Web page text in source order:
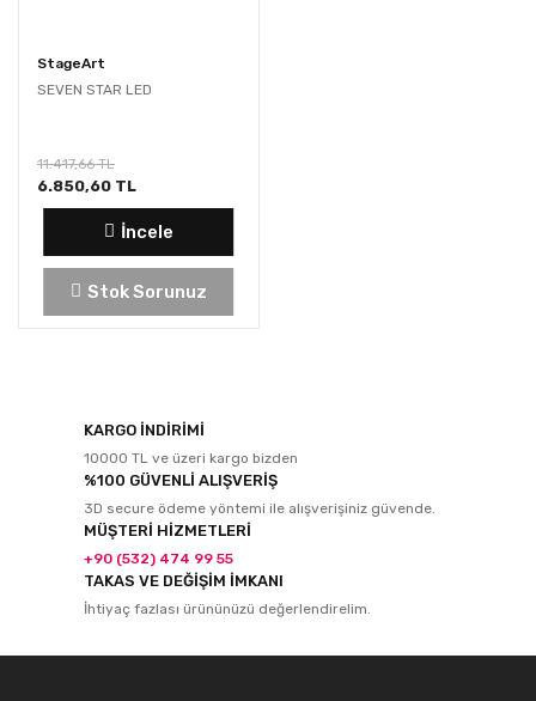
StageArt
SEVEN STAR LED
11.417,66 TL
6.850,60 TL
İncele
Stok Sorunuz
KARGO İNDİRİMİ
10000 TL ve üzeri kargo bizden
%100 GÜVENLİ ALIŞVERİŞ
3D secure ödeme yöntemi ile alışverişiniz güvende.
MÜŞTERİ HİZMETLERİ
+90 (532) 474 99 55
TAKAS VE DEĞİŞİM İMKANI
İhtiyaç fazlası ürününüzü değerlendirelim.